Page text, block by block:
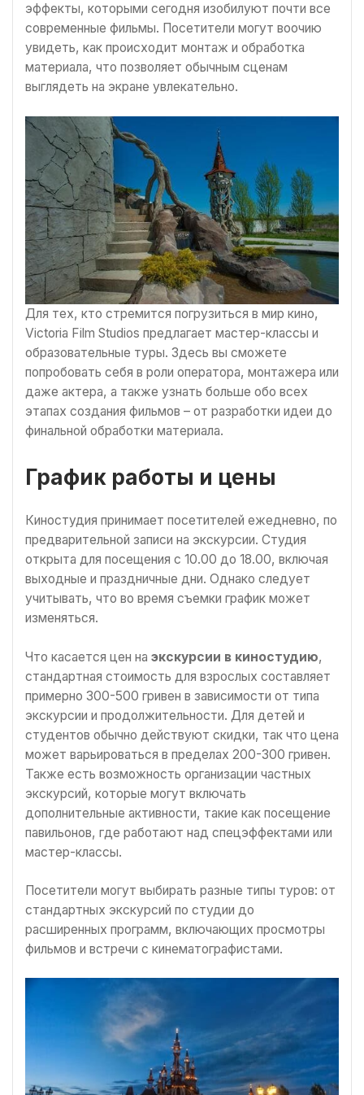
эффекты, которыми сегодня изобилуют почти все
современные фильмы. Посетители могут воочию
увидеть, как происходит монтаж и обработка
материала, что позволяет обычным сценам
выглядеть на экране увлекательно.
Для тех, кто стремится погрузиться в мир кино,
Victoria Film Studios предлагает мастер-классы и
образовательные туры. Здесь вы сможете
попробовать себя в роли оператора, монтажера или
даже актера, а также узнать больше обо всех
этапах создания фильмов – от разработки идеи до
финальной обработки материала.
График работы и цены
Киностудия принимает посетителей ежедневно, по
предварительной записи на экскурсии. Студия
открыта для посещения с 10.00 до 18.00, включая
выходные и праздничные дни. Однако следует
учитывать, что во время съемки график может
изменяться.
Что касается цен на экскурсии в киностудию,
стандартная стоимость для взрослых составляет
примерно 300-500 гривен в зависимости от типа
экскурсии и продолжительности. Для детей и
студентов обычно действуют скидки, так что цена
может варьироваться в пределах 200-300 гривен.
Также есть возможность организации частных
экскурсий, которые могут включать
дополнительные активности, такие как посещение
павильонов, где работают над спецэффектами или
мастер-классы.
Посетители могут выбирать разные типы туров: от
стандартных экскурсий по студии до
расширенных программ, включающих просмотры
фильмов и встречи с кинематографистами.